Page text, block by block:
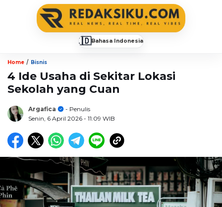
🇮🇩Bahasa Indonesia
Home / Bisnis
4 Ide Usaha di Sekitar Lokasi
Sekolah yang Cuan
Argafica
- Penulis
Senin, 6 April 2026 - 11:09 WIB